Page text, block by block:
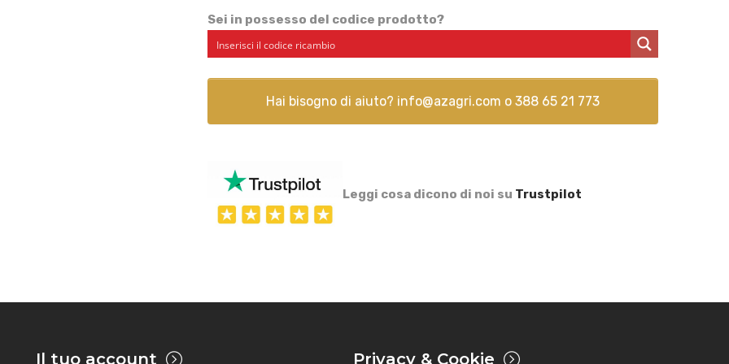
Sei in possesso del codice prodotto?
Hai bisogno di aiuto? info@azagri.com o 388 65 21 773
Leggi cosa dicono di noi su Trustpilot
Il tuo account Privacy & Cookie